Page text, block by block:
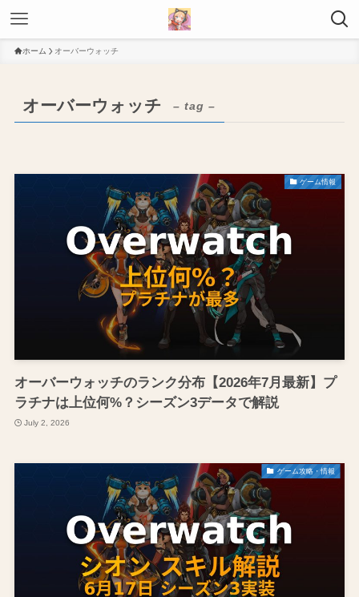
ホーム オーバーウォッチ
オーバーウォッチ – tag –
ゲーム情報
オーバーウォッチのランク分布【2026年7月最新】プ
ラチナは上位何%？シーズン3データで解説
July 2, 2026
ゲーム攻略・情報